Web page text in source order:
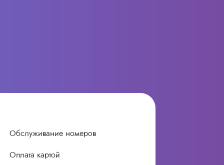
Обслуживание номеров
Оплата картой